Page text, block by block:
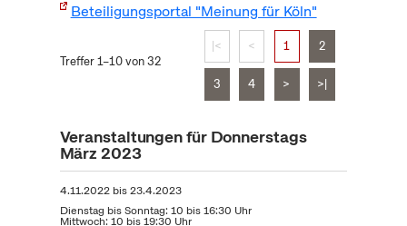
Beteiligungsportal "Meinung für Köln"
Treffer 1–10 von 32
|< < 1 2
3 4 > >|
Veranstaltungen für Donnerstags
März 2023
4.11.2022bis23.4.2023
Dienstag bis Sonntag: 10 bis 16:30 Uhr
Mittwoch: 10 bis 19:30 Uhr